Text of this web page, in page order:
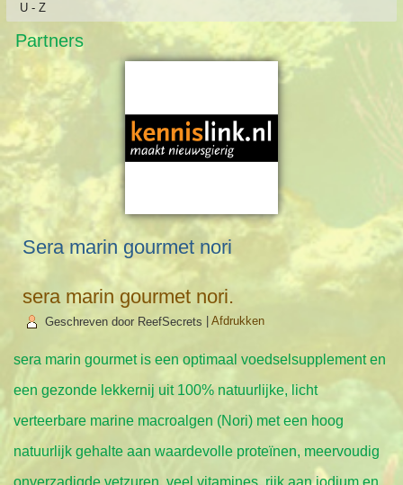
U - Z
Partners
Sera marin gourmet nori
sera marin gourmet nori.
Geschreven door ReefSecrets |Afdrukken
sera marin gourmet is een optimaal voedselsupplement en
een gezonde lekkernij uit 100% natuurlijke, licht
verteerbare marine macroalgen (Nori) met een hoog
natuurlijk gehalte aan waardevolle proteïnen, meervoudig